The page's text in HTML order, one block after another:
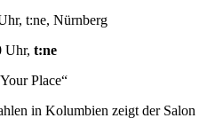
t:ne, Nürnberg
Uhr, t:ne
Place“
in Kolumbien zeigt der Salon